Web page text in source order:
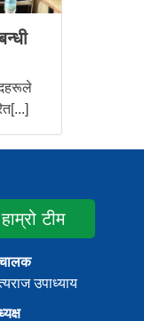
हाम्रो टीम
उपाध्याय